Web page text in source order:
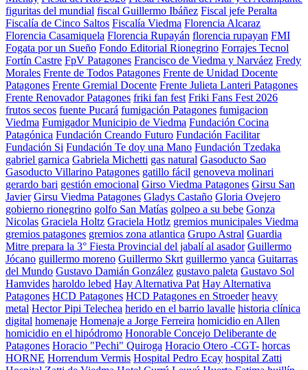
figuritas del mundial fiscal Guillermo Ibáñez Fiscal jefe Peralta
Fiscalía de Cinco Saltos Fiscalía Viedma Florencia Alcaraz
Florencia Casamiquela Florencia Rupayán florencia rupayan FMI
Fogata por un Sueño Fondo Editorial Rionegrino Forrajes Tecnol
Fortín Castre FpV Patagones Francisco de Viedma y Narváez Fredy
Morales Frente de Todos Patagones Frente de Unidad Docente
Patagones Frente Gremial Docente Frente Julieta Lanteri Patagones
Frente Renovador Patagones friki fan fest Friki Fans Fest 2026
frutos secos fuente Pucará fumigación Patagones fumigacion
Viedma Fumigador Municipio de Viedma Fundación Cocina
Patagónica Fundación Creando Futuro Fundación Facilitar
Fundación Si Fundación Te doy una Mano Fundación Tzedaka
gabriel garnica Gabriela Michetti gas natural Gasoducto Sao
Gasoducto Villarino Patagones gatillo fácil genoveva molinari
gerardo bari gestión emocional Girso Viedma Patagones Girsu San
Javier Girsu Viedma Patagones Gladys Castaño Gloria Ovejero
gobierno rionegrino golfo San Matías golpeo a su bebe Gonza
Nicolas Graciela Holtz Graciela Hotlz gremios municipales Viedma
gremios patagones gremios zona atlantica Grupo Astral Guardia
Mitre prepara la 3° Fiesta Provincial del jabalí al asador Guillermo
Jócano guillermo moreno Guillermo Skrt guillermo yanca Guitarras
del Mundo Gustavo Damián González gustavo paleta Gustavo Sol
Hamvides haroldo lebed Hay Alternativa Pat Hay Alternativa
Patagones HCD Patagones HCD Patagones en Stroeder heavy
metal Hector Pipi Telechea herido en el barrio lavalle historia clínica
digital homenaje Homenaje a Jorge Ferreira homicidio en Allen
homicidio en el hipódromo Honorable Concejo Deliberante de
Patagones Horacio "Pechi" Quiroga Horacio Otero -CGT- horcas
HORNE Horrendum Vermis Hospital Pedro Ecay hospital Zatti